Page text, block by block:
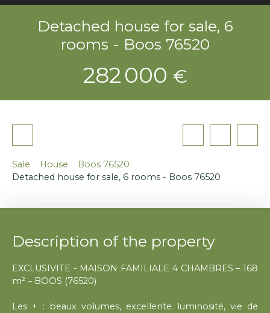
Detached house for sale, 6
rooms - Boos 76520
282 000 €
Sale House
Boos 76520
Detached house for sale, 6 rooms - Boos 76520
Description of the property
EXCLUSIVITE - MAISON FAMILIALE 4 CHAMBRES – 168
m² – BOOS (76520)
Les + : beaux volumes, excellente luminosité, vie de